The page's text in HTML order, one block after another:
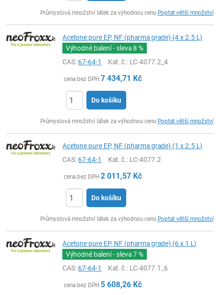
Průmyslová množství látek za výhodnou cenu Poptat větší množství
Acetone pure EP, NF (pharma grade) (4 x 2.5 L)
Výhodné balení - sleva8 %
CAS:67-64-1 Kat. č.: LC-4077.2_4
cena bez DPH 7 434,71 Kč
Do košíku
Průmyslová množství látek za výhodnou cenu Poptat větší množství
Acetone pure EP, NF (pharma grade) (1 x 2.5 L)
CAS:67-64-1 Kat. č.: LC-4077.2
cena bez DPH 2 011,57 Kč
Do košíku
Průmyslová množství látek za výhodnou cenu Poptat větší množství
Acetone pure EP, NF (pharma grade) (6 x 1 L)
Výhodné balení - sleva7 %
CAS:67-64-1 Kat. č.: LC-4077.1_6
cena bez DPH 5 608,26 Kč